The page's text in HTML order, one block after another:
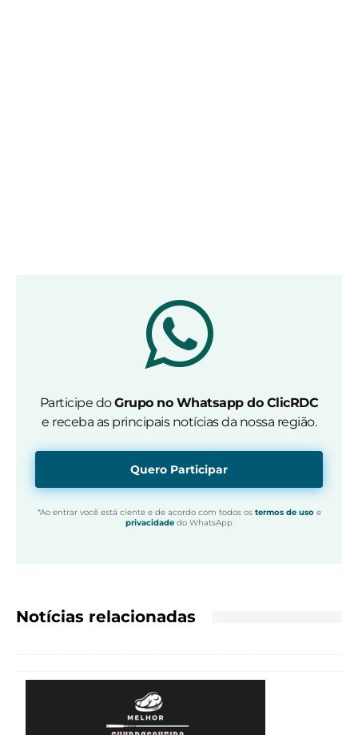
Participe doGrupo no Whatsapp do ClicRDC
e receba as principais notícias da nossa região.
Quero Participar
*Ao entrar você está ciente e de acordo com todos os termos de usoe
privacidade do WhatsApp
Notícias relacionadas